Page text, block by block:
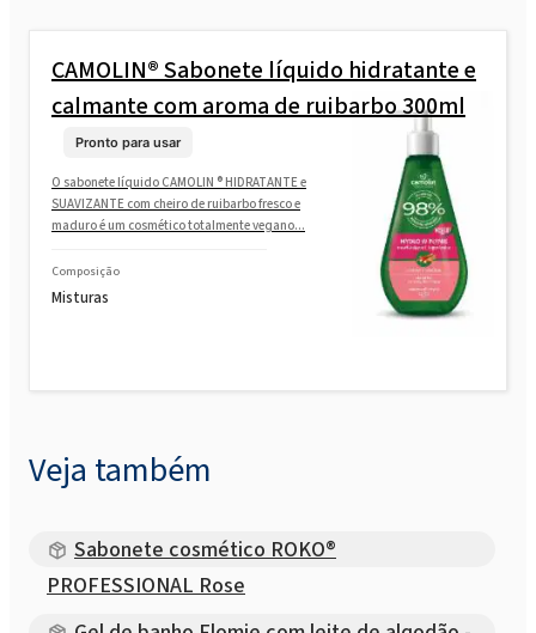
CAMOLIN® Sabonete líquido hidratante e
calmante com aroma de ruibarbo 300ml
Pronto para usar
O sabonete líquido CAMOLIN ® HIDRATANTE e
SUAVIZANTE com cheiro de ruibarbo fresco e
maduro é um cosmético totalmente vegano...
Composição
Misturas
Veja também
Sabonete cosmético ROKO®
PROFESSIONAL Rose